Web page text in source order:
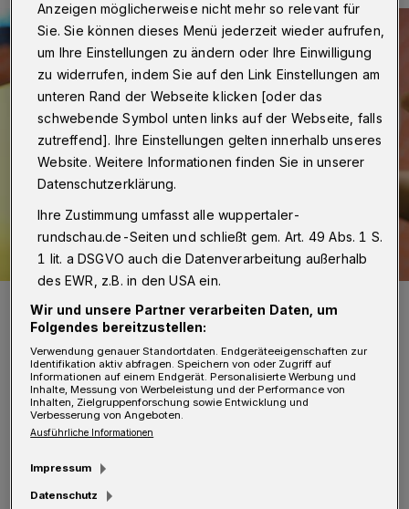
Foto: Carole LR
A nders als die Schulen, für die das Land
die Schließung verkündet hat, sollen
Kitas und Tagespflege grundsätzlich geöffnet
Anzeigen möglicherweise nicht mehr so relevant für
Sie. Sie können dieses Menü jederzeit wieder aufrufen,
um Ihre Einstellungen zu ändern oder Ihre Einwilligung
zu widerrufen, indem Sie auf den Link Einstellungen am
unteren Rand der Webseite klicken [oder das
schwebende Symbol unten links auf der Webseite, falls
zutreffend]. Ihre Einstellungen gelten innerhalb unseres
Website. Weitere Informationen finden Sie in unserer
Datenschutzerklärung.
Ihre Zustimmung umfasst alle wuppertaler-
rundschau.de-Seiten und schließt gem. Art. 49 Abs. 1 S.
1 lit. a DSGVO auch die Datenverarbeitung außerhalb
des EWR, z.B. in den USA ein.
Wir und unsere Partner verarbeiten Daten, um
Folgendes bereitzustellen:
Verwendung genauer Standortdaten. Endgeräteeigenschaften zur
Identifikation aktiv abfragen. Speichern von oder Zugriff auf
Informationen auf einem Endgerät. Personalisierte Werbung und
Inhalte, Messung von Werbeleistung und der Performance von
Inhalten, Zielgruppenforschung sowie Entwicklung und
Verbesserung von Angeboten.
Ausführliche Informationen
Impressum
Datenschutz